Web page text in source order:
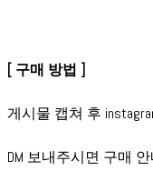
[ 구매 방법 ]
게시물 캡쳐 후
DM 보내주시면 구매